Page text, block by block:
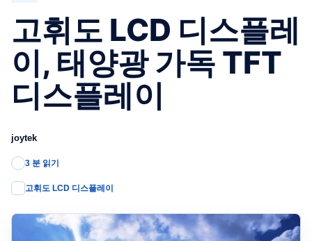
고휘도 LCD 디스플레
이, 태양광 가독 TFT
디스플레이
joytek
3 분 읽기
고휘도 LCD 디스플레이